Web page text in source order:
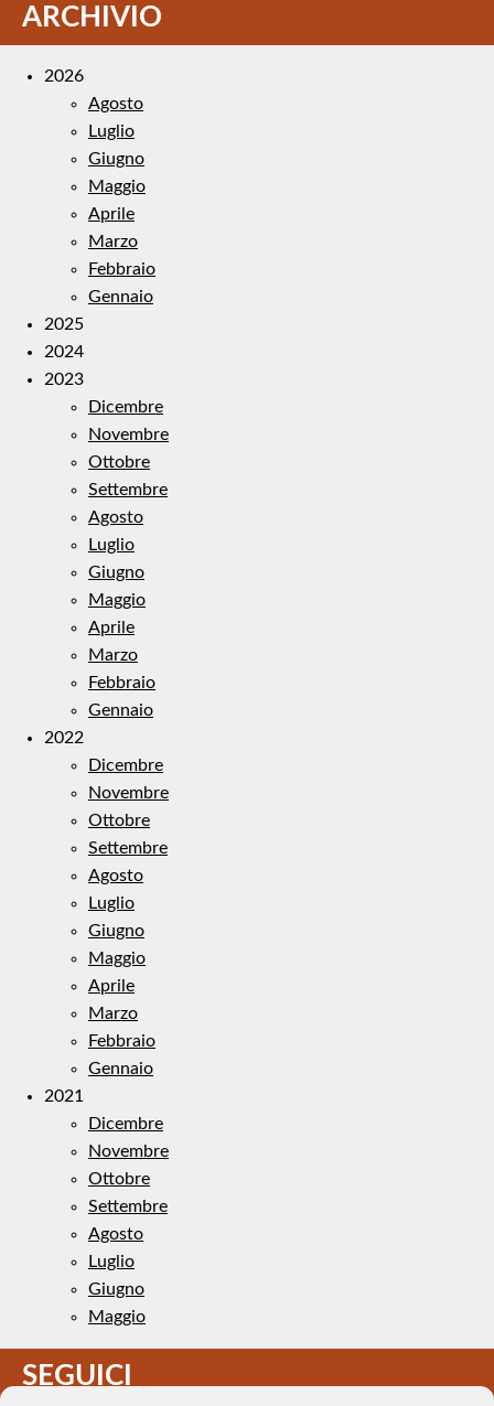
ARCHIVIO
2026
Agosto
Luglio
Giugno
Maggio
Aprile
Marzo
Febbraio
Gennaio
2025
2024
2023
Dicembre
Novembre
Ottobre
Settembre
Agosto
Luglio
Giugno
Maggio
Aprile
Marzo
Febbraio
Gennaio
2022
Dicembre
Novembre
Ottobre
Settembre
Agosto
Luglio
Giugno
Maggio
Aprile
Marzo
Febbraio
Gennaio
2021
Dicembre
Novembre
Ottobre
Settembre
Agosto
Luglio
Giugno
Maggio
SEGUICI